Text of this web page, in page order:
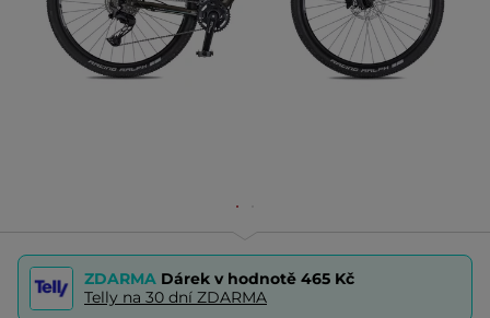
ZDARMA Dárek v hodnotě 465 Kč
Telly na 30 dní ZDARMA